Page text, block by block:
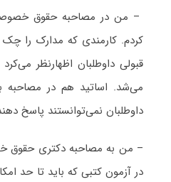
– من در مصاحبه حقوق
کردم. کارمندی که مدارک را چک
قبولی داوطلبان اظهارنظر
داوطلبان نمی‌توانستند پاسخ
– من به مصاحبه دکتری حقوق
در آزمون کتبی که باید تا حد